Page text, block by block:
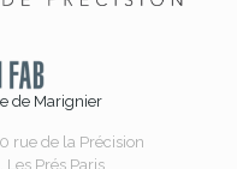
de Marignier
rue de la Précision
Les Prés Paris